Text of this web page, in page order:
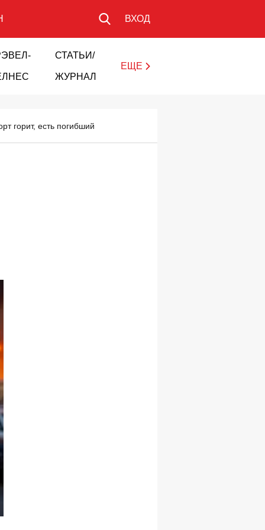
ВХОД
СТАТЬИ/
ЖУРНАЛ
ЕЩЕ
горит, есть погибший